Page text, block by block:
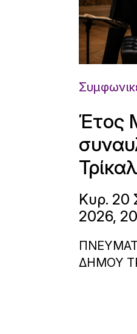
Έτος
Κυρ. 20
2026,
ΔΗΜΟΥ